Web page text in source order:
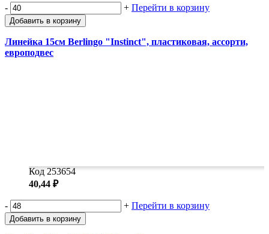
- + Перейти в корзину
Добавить в корзину
Линейка 15см Berlingo "Instinct", пластиковая, ассорти,
европодвес
Код 253654
40,44 ₽
- + Перейти в корзину
Добавить в корзину